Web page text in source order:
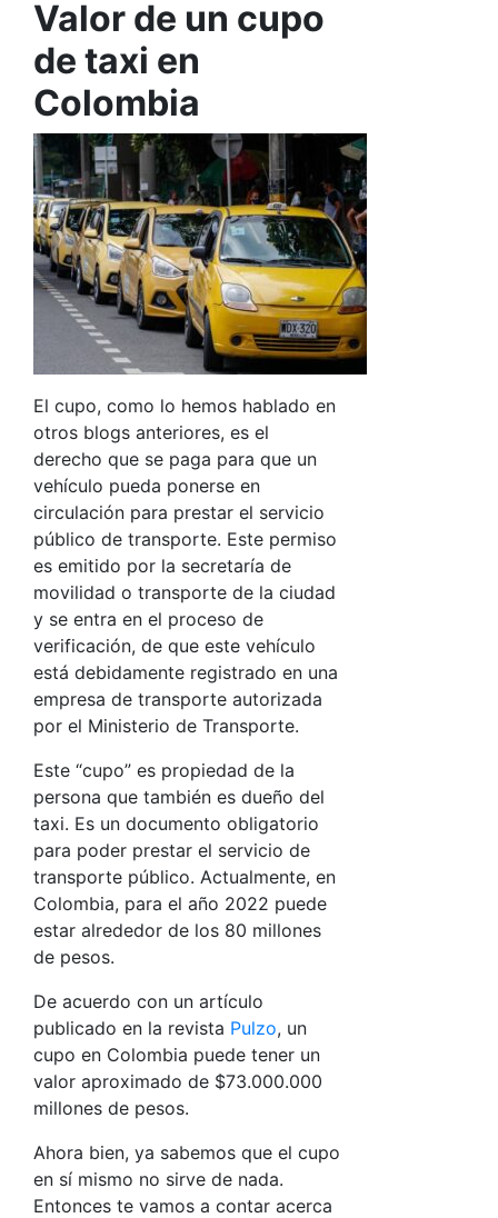
Valor de un cupo
de taxi en
Colombia
El cupo, como lo hemos hablado en
otros blogs anteriores, es el
derecho que se paga para que un
vehículo pueda ponerse en
circulación para prestar el servicio
público de transporte. Este permiso
es emitido por la secretaría de
movilidad o transporte de la ciudad
y se entra en el proceso de
verificación, de que este vehículo
está debidamente registrado en una
empresa de transporte autorizada
por el Ministerio de Transporte.
Este “cupo” es propiedad de la
persona que también es dueño del
taxi. Es un documento obligatorio
para poder prestar el servicio de
transporte público. Actualmente, en
Colombia, para el año 2022 puede
estar alrededor de los 80 millones
de pesos.
De acuerdo con un artículo
publicado en la revista Pulzo, un
cupo en Colombia puede tener un
valor aproximado de $73.000.000
millones de pesos.
Ahora bien, ya sabemos que el cupo
en sí mismo no sirve de nada.
Entonces te vamos a contar acerca